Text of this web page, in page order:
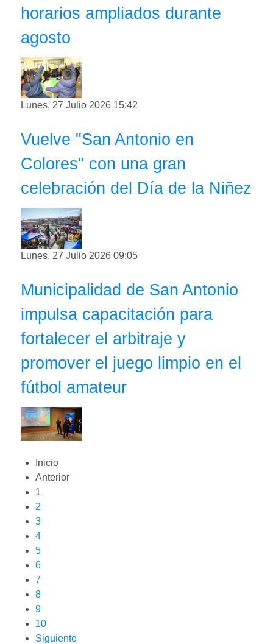
horarios ampliados durante
agosto
Lunes, 27 Julio 2026 15:42
Vuelve "San Antonio en
Colores" con una gran
celebración del Día de la Niñez
Lunes, 27 Julio 2026 09:05
Municipalidad de San Antonio
impulsa capacitación para
fortalecer el arbitraje y
promover el juego limpio en el
fútbol amateur
Inicio
Anterior
1
2
3
4
5
6
7
8
9
10
Siguiente